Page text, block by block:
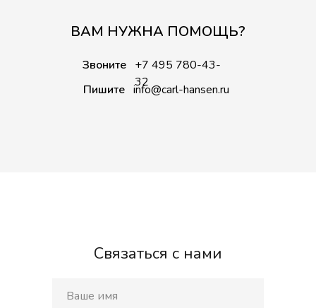
ВАМ НУЖНА ПОМОЩЬ?
Звоните +7 495 780-43-
32
Пишите info@carl-hansen.ru
Связаться с нами